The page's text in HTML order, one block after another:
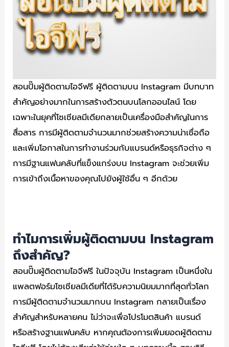
สอนปั๊มผู้ติดตามไอจีฟรี ผู้ติดตามบน Instagram มีบทบาท
สำคัญอย่างมากในการสร้างตัวตนบนโลกออนไลน์ โดย
เฉพาะในยุคที่โซเชียลมีเดียกลายเป็นเครื่องมือสำคัญในการ
สื่อสาร การมีผู้ติดตามจำนวนมากช่วยสร้างความน่าเชื่อถือ
และเพิ่มโอกาสในการทำงานร่วมกับแบรนด์หรือธุรกิจต่าง ๆ
การมีฐานแฟนคลับที่แข็งแกร่งบน Instagram จะช่วยเพิ่ม
การเข้าถึงเนื้อหาของคุณไปยังผู้ใช้อื่น ๆ อีกด้วย
ทำไมการเพิ่มผู้ติดตามบน Instagram
ถึงสำคัญ?
สอนปั๊มผู้ติดตามไอจีฟรี ในปัจจุบัน Instagram เป็นหนึ่งใน
แพลตฟอร์มโซเชียลมีเดียที่ได้รับความนิยมมากที่สุดทั่วโลก
การมีผู้ติดตามจำนวนมากบน Instagram กลายเป็นเรื่อง
สำคัญสำหรับหลายคน ไม่ว่าจะเพื่อโปรโมตสินค้า แบรนด์
หรือสร้างฐานแฟนคลับ หากคุณต้องการเพิ่มยอดผู้ติดตาม